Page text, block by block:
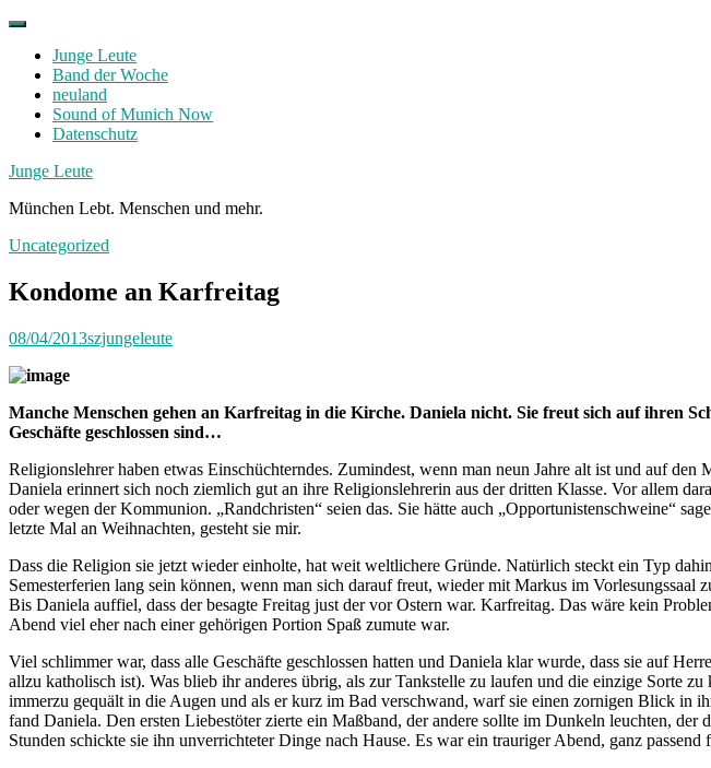
Skip
contentJunge Leute
Band der Woche
neuland
Sound of Munich Now
Datenschutz
Facebook
Twitter
Instagram
Junge Leute
München Lebt. Menschen und mehr.
Uncategorized
Kondome an Karfreitag
08/04/2013szjungeleute
Manche Menschen gehen an Karfreitag in die Kirche. Daniela nicht. Sie freut sich auf ihren
Geschäfte geschlossen sind…
Religionslehrer haben etwas Einschüchterndes. Zumindest, wenn man neun Jahre alt ist und auf
Daniela erinnert sich noch ziemlich gut an ihre Religionslehrerin aus der dritten Klasse. Vor allem
oder wegen der Kommunion. „Randchristen“ seien das. Sie hätte auch „Opportunistenschweine“
letzte Mal an Weihnachten, gesteht sie mir.
Dass die Religion sie jetzt wieder einholte, hat weit weltlichere Gründe. Natürlich steckt ein Typ
Semesterferien lang sein können, wenn man sich darauf freut, wieder mit Markus im
Bis Daniela auffiel, dass der besagte Freitag just der vor Ostern war. Karfreitag. Das wäre kein
Abend viel eher nach einer gehörigen Portion Spaß zumute war.
Viel schlimmer war, dass alle Geschäfte geschlossen hatten und Daniela klar wurde, dass sie auf
allzu katholisch ist). Was blieb ihr anderes übrig, als zur Tankstelle zu laufen und die einzige Sorte
immerzu gequält in die Augen und als er kurz im Bad verschwand, warf sie einen zornigen Blick in
fand Daniela. Den ersten Liebestöter zierte ein Maßband, der andere sollte im Dunkeln leuchten,
Stunden schickte sie ihn unverrichteter Dinge nach Hause. Es war ein trauriger Abend, ganz passend